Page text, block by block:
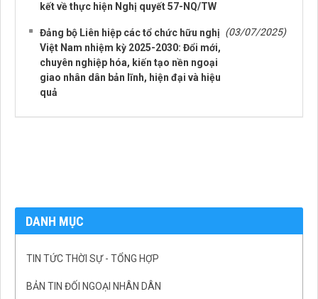
kết về thực hiện Nghị quyết 57-NQ/TW
Đảng bộ Liên hiệp các tổ chức hữu nghị
Việt Nam nhiệm kỳ 2025-2030: Đổi mới,
chuyên nghiệp hóa, kiến tạo nền ngoại
giao nhân dân bản lĩnh, hiện đại và hiệu
quả
(03/07/2025)
DANH MỤC
TIN TỨC THỜI SỰ - TỔNG HỢP
BẢN TIN ĐỐI NGOẠI NHÂN DÂN